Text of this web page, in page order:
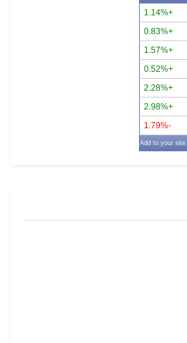
+1.14%
+0.83%
+1.57%
+0.52%
+2.28%
+2.98%
-1.79%